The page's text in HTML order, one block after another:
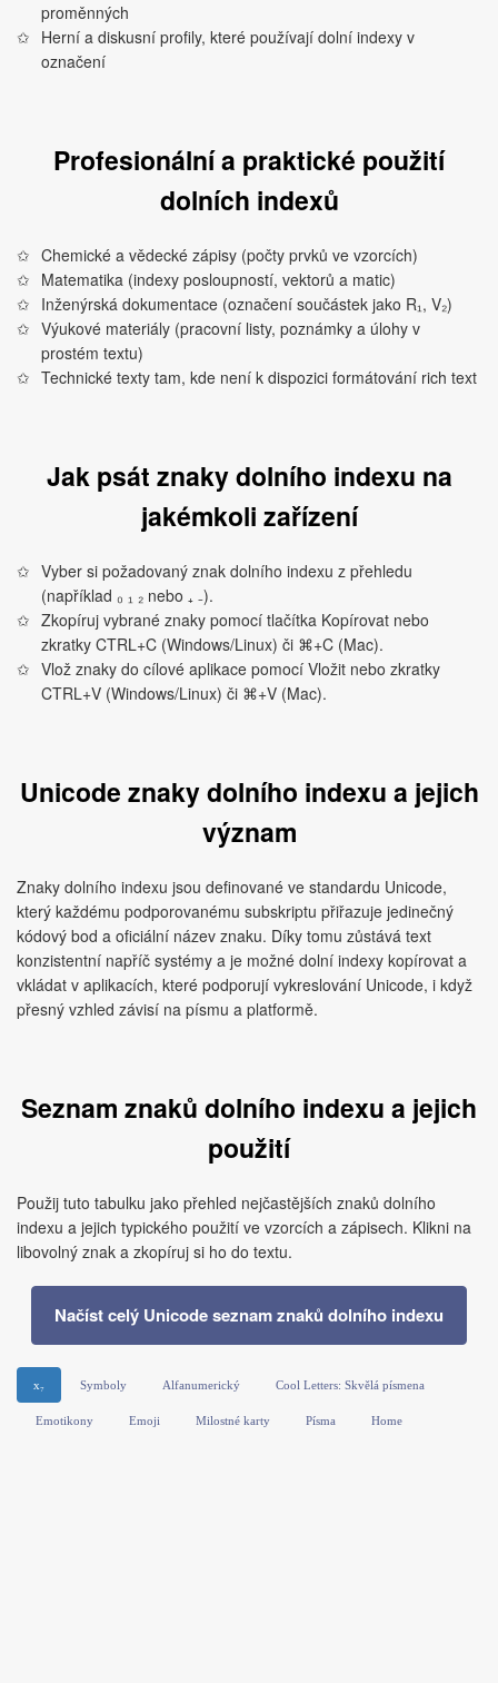
proměnných
Herní a diskusní profily, které používají dolní indexy v
označení
Profesionální a praktické použití
dolních indexů
Chemické a vědecké zápisy (počty prvků ve vzorcích)
Matematika (indexy posloupností, vektorů a matic)
Inženýrská dokumentace (označení součástek jako R₁, V₂)
Výukové materiály (pracovní listy, poznámky a úlohy v
prostém textu)
Technické texty tam, kde není k dispozici formátování rich text
Jak psát znaky dolního indexu na
jakémkoli zařízení
Vyber si požadovaný znak dolního indexu z přehledu
(například ₀ ₁ ₂ nebo ₊ ₋).
Zkopíruj vybrané znaky pomocí tlačítka Kopírovat nebo
zkratky CTRL+C (Windows/Linux) či ⌘+C (Mac).
Vlož znaky do cílové aplikace pomocí Vložit nebo zkratky
CTRL+V (Windows/Linux) či ⌘+V (Mac).
Unicode znaky dolního indexu a jejich
význam
Znaky dolního indexu jsou definované ve standardu Unicode,
který každému podporovanému subskriptu přiřazuje jedinečný
kódový bod a oficiální název znaku. Díky tomu zůstává text
konzistentní napříč systémy a je možné dolní indexy kopírovat a
vkládat v aplikacích, které podporují vykreslování Unicode, i když
přesný vzhled závisí na písmu a platformě.
Seznam znaků dolního indexu a jejich
použití
Použij tuto tabulku jako přehled nejčastějších znaků dolního
indexu a jejich typického použití ve vzorcích a zápisech. Klikni na
libovolný znak a zkopíruj si ho do textu.
Načíst celý Unicode seznam znaků dolního indexu
x₇ Symboly Alfanumerický Cool Letters: Skvělá písmena
Emotikony Emoji Milostné karty Písma Home